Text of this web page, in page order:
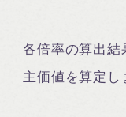
各倍率の算出結
主価値を算定し